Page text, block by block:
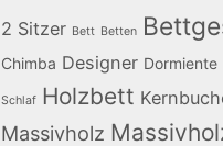
2 Sitzer Bett Betten
Chimba Designer Dormiente
Schlaf Holzbett
Massivholz